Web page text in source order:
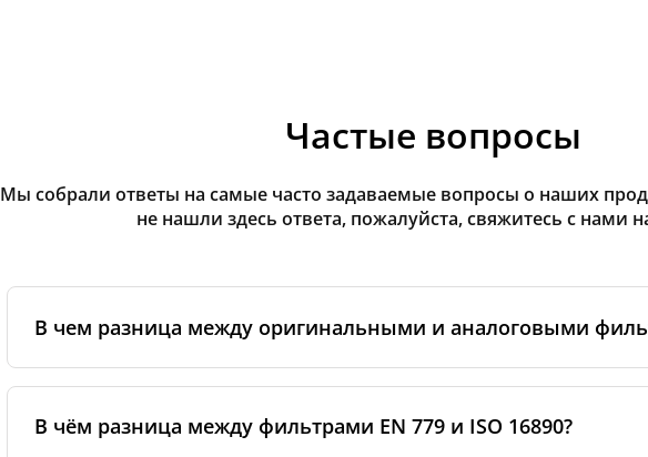
Частые вопросы
Мы собрали ответы на самые часто задаваемые вопросы о наших
не нашли здесь ответа, пожалуйста, свяжитесь с нами
В чем разница между оригинальными и аналоговыми
сертифицированными производственными партнёрами. Такие
специальным стандартам бренда, включая требования к материалам,
В чём разница между фильтрами EN 779 и ISO 16890?